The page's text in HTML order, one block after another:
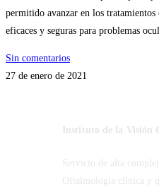
permitido avanzar en los
eficaces y seguras para problemas
Sin comentarios
27 de enero de 2021
Instituto de la Visión
Servicio de alta
Oftalmología clínica y